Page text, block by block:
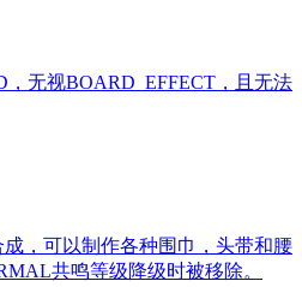
无视BOARD_EFFECT，且无法
，可以制作各种围巾，头带和腰
共鸣等级降级时被移除。